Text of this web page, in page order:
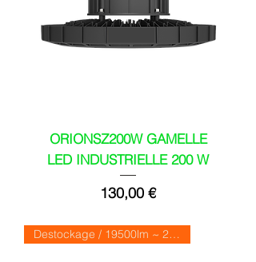
ORIONSZ200W GAMELLE
LED INDUSTRIELLE 200 W
Prix
130,00 €
Destockage / 19500lm ~ 27000lm